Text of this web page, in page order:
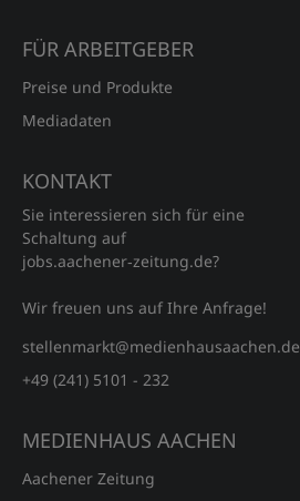
FÜR ARBEITGEBER
Preise und Produkte
Mediadaten
KONTAKT
Sie interessieren sich für eine
Schaltung auf
jobs.aachener‑zeitung.de?
Wir freuen uns auf Ihre Anfrage!
stellenmarkt@medienhausaachen.de
+49 (241) 5101 - 232
MEDIENHAUS AACHEN
Aachener Zeitung